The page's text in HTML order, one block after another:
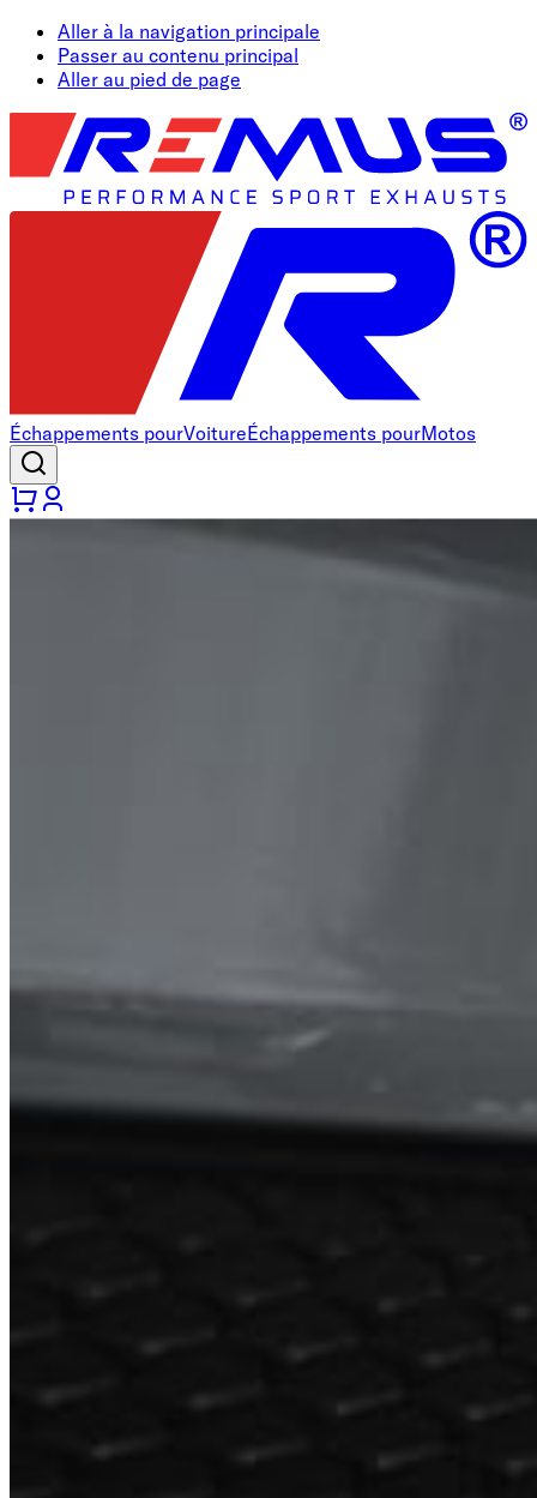
Aller à la navigation principale
Passer au contenu principal
Aller au pied de page
Échappements pourVoitureÉchappements pourMotos